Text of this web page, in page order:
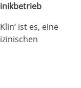
ist es, eine